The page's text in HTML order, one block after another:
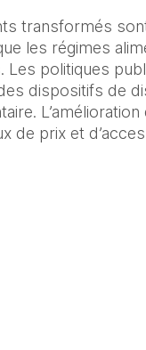
transformés
les régimes
politiques
dispositifs de
L’amélioration
de prix et